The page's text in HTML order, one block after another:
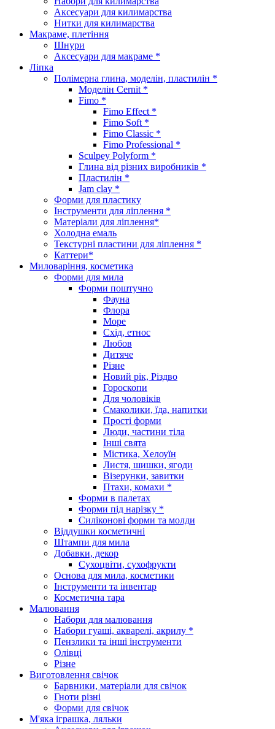
Аксесуари для килимарства
Нитки для килимарства
Макраме, плетіння
Шнури
Аксесуари для макраме *
Ліпка
Полімерна глина, моделін, пластилін *
Моделін Cernit *
Fimo *
Fimo Effect *
Fimo Soft *
Fimo Classic *
Fimo Professional *
Sculpey Polyform *
Глина від різних виробників *
Пластилін *
Jam clay *
Форми для пластику
Інструменти для ліплення *
Матеріали для ліплення*
Холодна емаль
Текстурні пластини для ліплення *
Каттери*
Миловаріння, косметика
Форми для мила
Форми поштучно
Фауна
Флора
Море
Схід, етнос
Любов
Дитяче
Різне
Новий рік, Різдво
Гороскопи
Для чоловіків
Смаколики, їда, напитки
Прості форми
Люди, частини тіла
Інші свята
Містика, Хелоуїн
Листя, шишки, ягоди
Візерунки, завитки
Птахи, комахи *
Форми в палетах
Форми під нарізку *
Силіконові форми та молди
Віддушки косметичні
Штампи для мила
Добавки, декор
Сухоцвіти, сухофрукти
Основа для мила, косметики
Інструменти та інвентар
Косметична тара
Малювання
Набори для малювання
Набори гуаші, акварелі, акрилу *
Пензлики та інші інструменти
Олівці
Різне
Виготовлення свічок
Барвники, матеріали для свічок
Гноти різні
Форми для свічок
М'яка іграшка, ляльки